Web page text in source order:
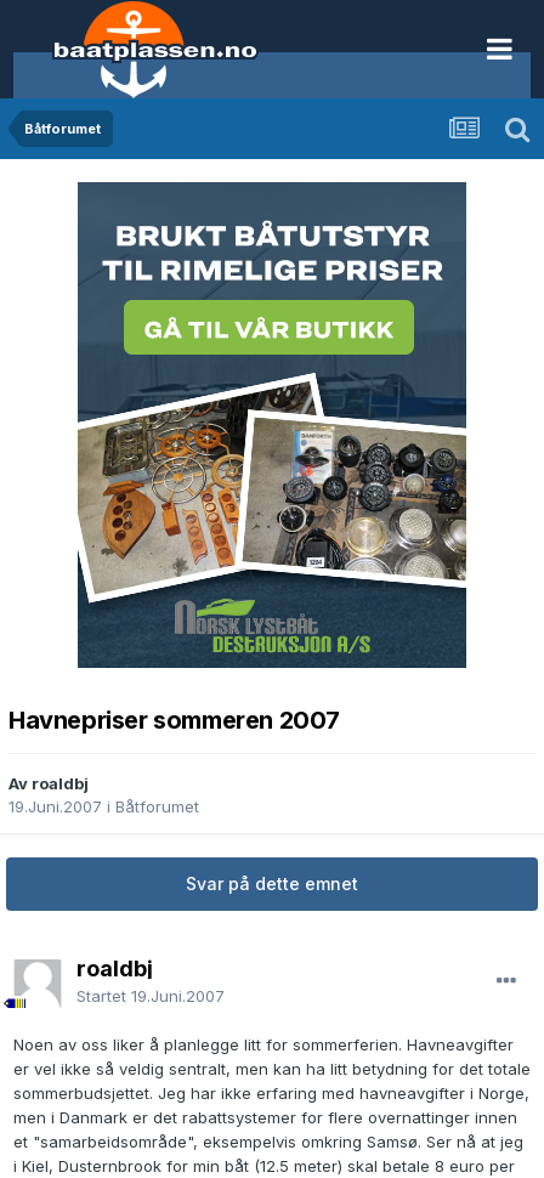
Båtforumet
Havnepriser sommeren 2007
Av roaldbj
19.Juni.2007 i Båtforumet
Svar på dette emnet
roaldbj
Startet 19.Juni.2007
Noen av oss liker å planlegge litt for sommerferien. Havneavgifter
er vel ikke så veldig sentralt, men kan ha litt betydning for det totale
sommerbudsjettet. Jeg har ikke erfaring med havneavgifter i Norge,
men i Danmark er det rabattsystemer for flere overnattinger innen
et "samarbeidsområde", eksempelvis omkring Samsø. Ser nå at jeg
i Kiel, Dusternbrook for min båt (12.5 meter) skal betale 8 euro per